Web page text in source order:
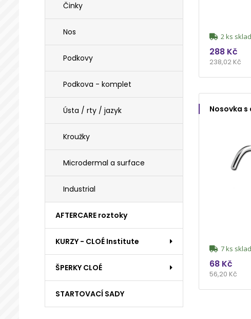
Činky
Nos
Podkovy
Podkova - komplet
Ústa / rty / jazyk
Kroužky
Microdermal a surface
Industrial
AFTERCARE roztoky
KURZY - CLOÉ Institute
ŠPERKY CLOÉ
STARTOVACÍ SADY
2 ks
288 Kč
238,02 Kč
Nosovka
7 ks
68 Kč
56,20 Kč